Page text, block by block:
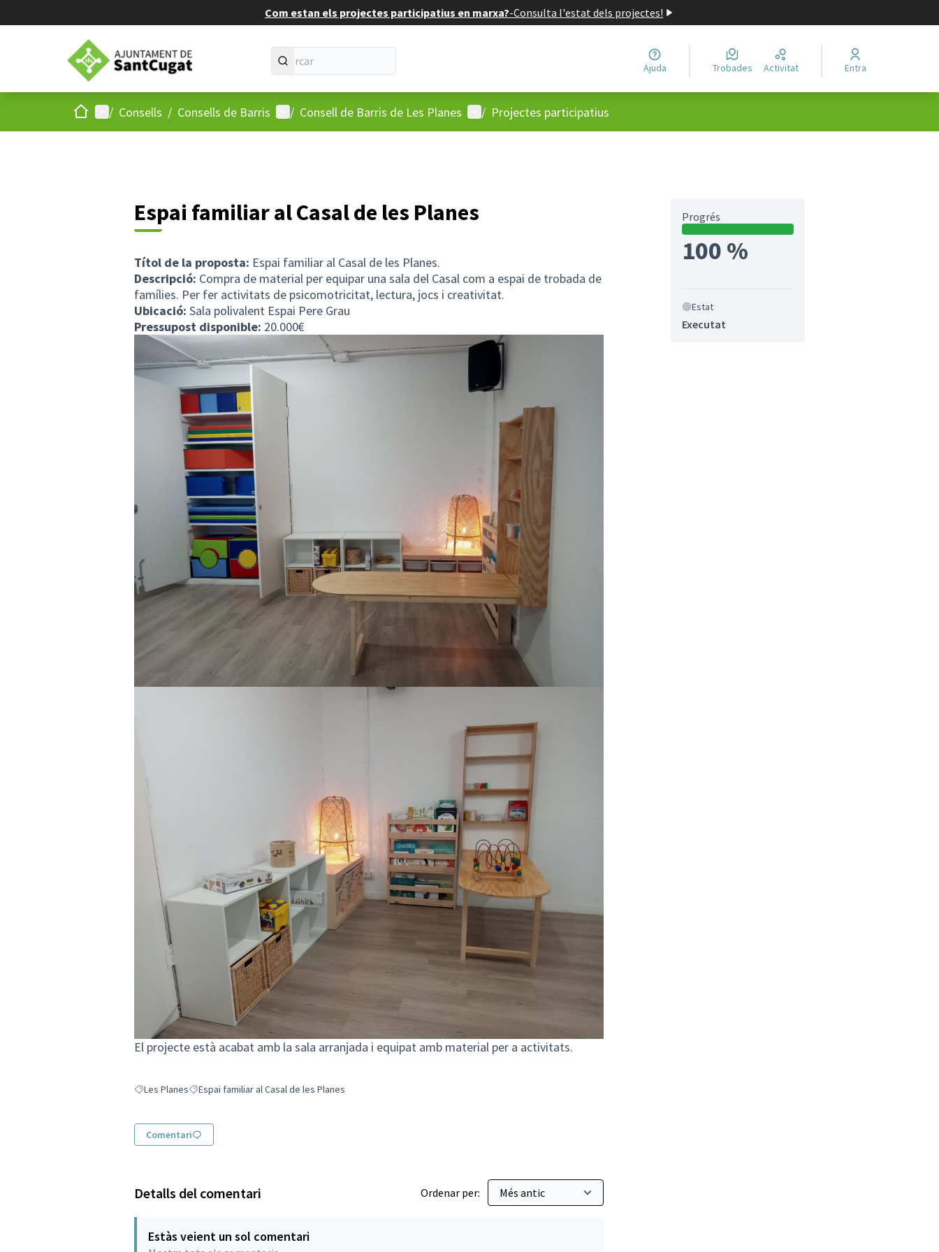
Com estan els projectes participatius en marxa?-Consulta l'estat dels projectes!
Ajuda Trobades Activitat Entra
Inici Menú principal
/ Consells / Consells de Barris Menú d'usuari
/ Consell de Barris de Les Planes Menú d'usuari
/ Projectes participatius
Espai familiar al Casal de les Planes
Títol de la proposta: Espai familiar al Casal de les Planes.
Descripció: Compra de material per equipar una sala del Casal com a espai de trobada de
famílies. Per fer activitats de psicomotricitat, lectura, jocs i creativitat.
Ubicació: Sala polivalent Espai Pere Grau
Pressupost disponible: 20.000€
El projecte està acabat amb la sala arranjada i equipat amb material per a activitats.
Resultats en filtrar per: Les Planes
Les PlanesResultats en filtrar per: Espai familiar al Casal de les Planes
Espai familiar al Casal de les Planes
Comentari
Progrés
100 %
Estat
Executat
Detalls del comentari Ordenar per:
Estàs veient un sol comentari